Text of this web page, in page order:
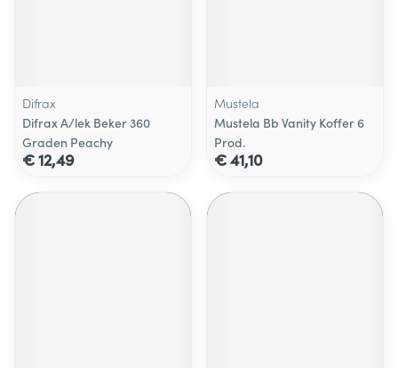
Difrax
Difrax A/lek Beker 360
Graden Peachy
€ 12,49
Mustela
Mustela Bb Vanity Koffer 6
Prod.
€ 41,10